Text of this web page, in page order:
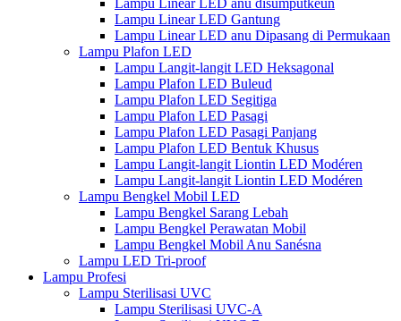
Lampu Linear LED anu disumputkeun
Lampu Linear LED Gantung
Lampu Linear LED anu Dipasang di Permukaan
Lampu Plafon LED
Lampu Langit-langit LED Heksagonal
Lampu Plafon LED Buleud
Lampu Plafon LED Segitiga
Lampu Plafon LED Pasagi
Lampu Plafon LED Pasagi Panjang
Lampu Plafon LED Bentuk Khusus
Lampu Langit-langit Liontin LED Modéren
Lampu Langit-langit Liontin LED Modéren
Lampu Bengkel Mobil LED
Lampu Bengkel Sarang Lebah
Lampu Bengkel Perawatan Mobil
Lampu Bengkel Mobil Anu Sanésna
Lampu LED Tri-proof
Lampu Profesi
Lampu Sterilisasi UVC
Lampu Sterilisasi UVC-A